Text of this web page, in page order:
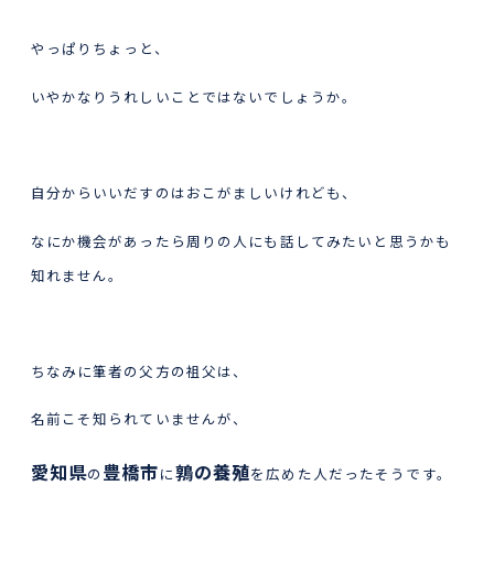
やっぱりちょっと、
いやかなりうれしいことではないでしょうか。
自分からいいだすのはおこがましいけれども、
なにか機会があったら周りの人にも話してみたいと思うかも
知れません。
ちなみに筆者の父方の祖父は、
名前こそ知られていませんが、
愛知県の 豊橋市に鶉の養殖を広めた人だったそうです。